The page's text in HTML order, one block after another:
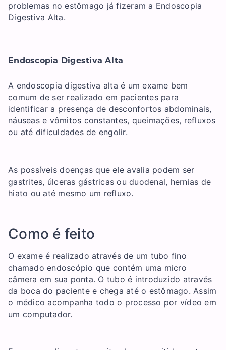
problemas no estômago já fizeram a Endoscopia
Digestiva Alta.
Endoscopia Digestiva Alta
A endoscopia digestiva alta é um exame bem
comum de ser realizado em pacientes para
identificar a presença de desconfortos abdominais,
náuseas e vômitos constantes, queimações, refluxos
ou até dificuldades de engolir.
As possíveis doenças que ele avalia podem ser
gastrites, úlceras gástricas ou duodenal, hernias de
hiato ou até mesmo um refluxo.
Como é feito
O exame é realizado através de um tubo fino
chamado endoscópio que contém uma micro
câmera em sua ponta. O tubo é introduzido através
da boca do paciente e chega até o estômago. Assim
o médico acompanha todo o processo por vídeo em
um computador.